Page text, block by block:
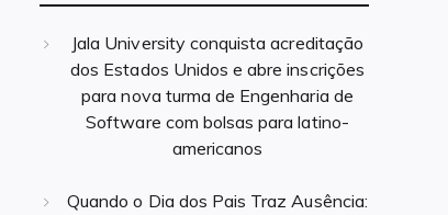
Jala University conquista acreditação
dos Estados Unidos e abre inscrições
para nova turma de Engenharia de
Software com bolsas para latino-
americanos
Quando o Dia dos Pais Traz Ausência: